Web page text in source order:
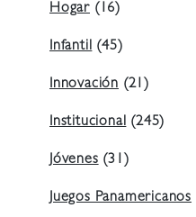
Hogar (16)
Infantil (45)
Innovación (21)
Institucional (245)
Jóvenes (31)
Juegos Panamericanos